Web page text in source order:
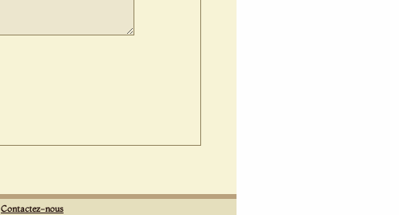
Contactez-nous